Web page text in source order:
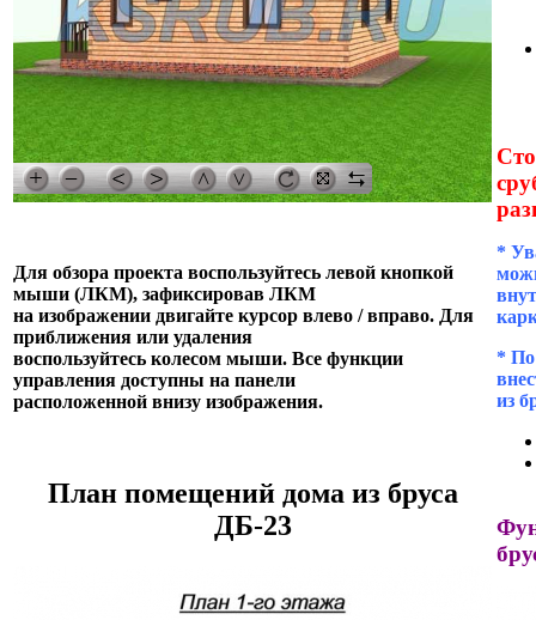
Для обзора проекта воспользуйтесь левой кнопкой
мыши (ЛКМ), зафиксировав ЛКМ
на изображении двигайте курсор влево / вправо. Для
приближения или удаления
воспользуйтесь колесом мыши. Все функции
управления доступны на панели
расположенной внизу изображения.
План помещений дома из бруса
ДБ-23
*
*
из